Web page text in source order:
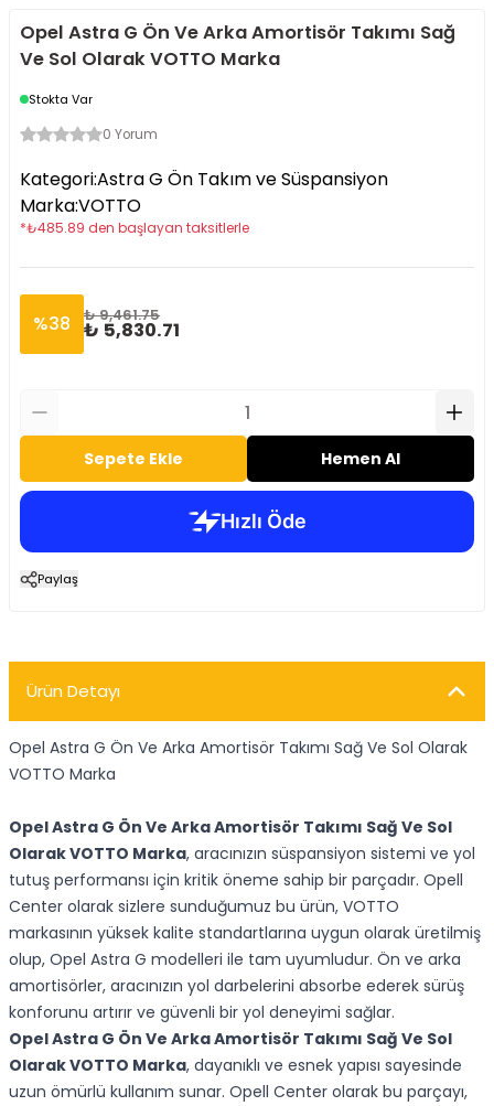
Opel Astra G Ön Ve Arka Amortisör Takımı Sağ
Ve Sol Olarak VOTTO Marka
Stokta Var
0 Yorum
Kategori:Astra G Ön Takım ve Süspansiyon
Marka:VOTTO
*₺485.89 den başlayan taksitlerle
%38 ₺ 9,461.75
₺ 5,830.71
Sepete Ekle Hemen Al
Paylaş
Ürün Detayı
Opel Astra G Ön Ve Arka Amortisör Takımı Sağ Ve Sol Olarak
VOTTO Marka
Opel Astra G Ön Ve Arka Amortisör Takımı Sağ Ve Sol
Olarak VOTTO Marka, aracınızın süspansiyon sistemi ve yol
tutuş performansı için kritik öneme sahip bir parçadır. Opell
Center olarak sizlere sunduğumuz bu ürün, VOTTO
markasının yüksek kalite standartlarına uygun olarak üretilmiş
olup, Opel Astra G modelleri ile tam uyumludur. Ön ve arka
amortisörler, aracınızın yol darbelerini absorbe ederek sürüş
konforunu artırır ve güvenli bir yol deneyimi sağlar.
Opel Astra G Ön Ve Arka Amortisör Takımı Sağ Ve Sol
Olarak VOTTO Marka, dayanıklı ve esnek yapısı sayesinde
uzun ömürlü kullanım sunar. Opell Center olarak bu parçayı,